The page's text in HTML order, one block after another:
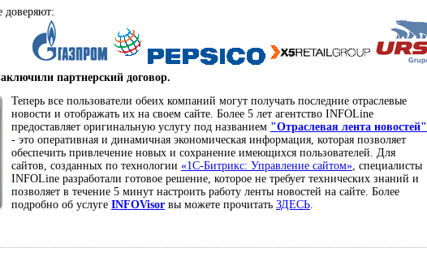
партнерский договор.
Теперь все пользователи обеих компаний могут получать последние отраслевые
новости и отображать их на своем сайте. Более 5 лет агентство INFOLine
предоставляет оригинальную услугу под названием "Отраслевая лента новостей"
- это оперативная и динамичная экономическая информация, которая позволяет
обеспечить привлечение новых и сохранение имеющихся пользователей. Для
сайтов, созданных по технологии «1C-Битрикс: Управление сайтом» , специалисты
INFOLine разработали готовое решение, которое не требует технических знаний и
позволяет в течение 5 минут настроить работу ленты новостей на сайте. Более
подробно об услуге INFOVisor вы можете прочитать ЗДЕСЬ